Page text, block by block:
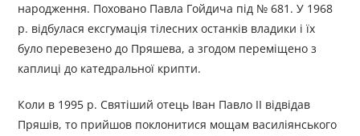
народження. Поховано Павла Гойдича під № 681. У 1968
р. відбулася ексгумація тілесних останків владики і їх
було перевезено до Пряшева, а згодом переміщено з
каплиці до катедральної крипти.
Коли в 1995 р. Святіший отець Іван Павло II відвідав
Пряшів, то прийшов поклонитися мощам василіянського